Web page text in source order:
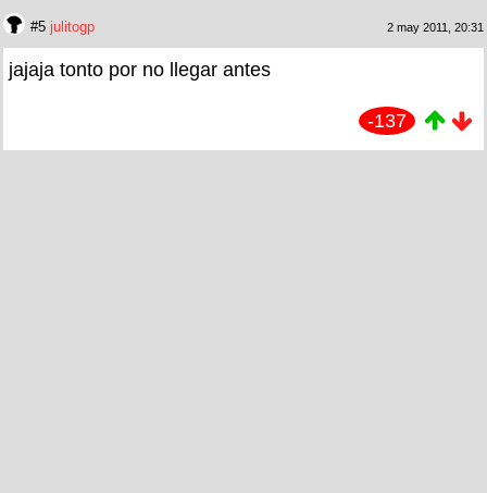
#5 julitogp 2 may 2011, 20:31
jajaja tonto por no llegar antes
-137